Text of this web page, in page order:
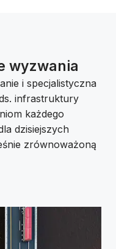
a śladem
zasobów,
dwutlenku węgla
wyzwania
i specjalistyczna
infrastruktury
każdego
dzisiejszych
zrównoważoną